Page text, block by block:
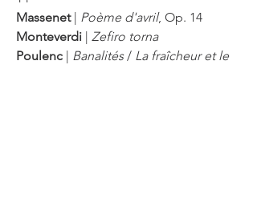
Massenet| Poème d'avril, Op. 14
Monteverdi | Zefiro torna
Poulenc | Banalités/ La fraîcheur et le